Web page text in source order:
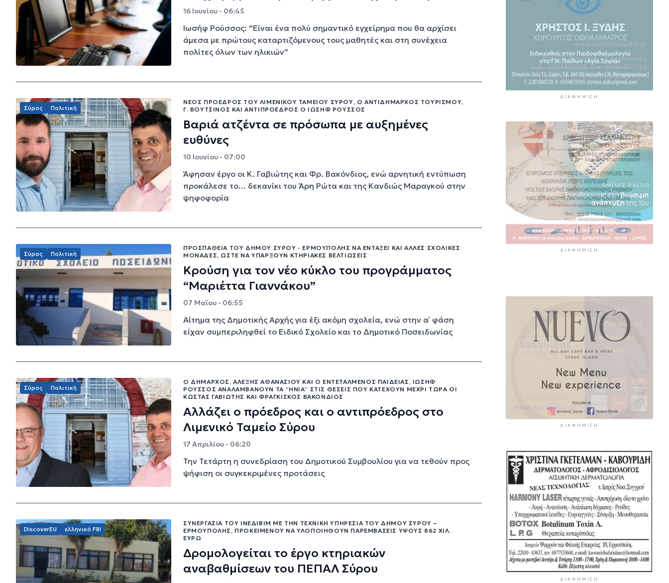
16 Ιουνίου - 06:45
Ιωσήφ Ρούσσος: “Είναι ένα πολύ σημαντικό εγχείρημα που θα αρχίσει
άμεσα με πρώτους καταρτιζόμενους τους μαθητές και στη συνέχεια
πολίτες όλων των ηλικιών”
Σύρος Πολιτική
ΝΈΟΣ ΠΡΌΕΔΡΟΣ ΤΟΥ ΛΙΜΕΝΙΚΟΎ ΤΑΜΕΊΟΥ ΣΎΡΟΥ, Ο ΑΝΤΙΔΉΜΑΡΧΟΣ ΤΟΥΡΙΣΜΟΎ,
Γ. ΒΟΥΤΣΊΝΟΣ ΚΑΙ ΑΝΤΙΠΡΌΕΔΡΟΣ Ο ΙΩΣΉΦ ΡΟΎΣΣΟΣ
Βαριά ατζέντα σε πρόσωπα με αυξημένες
ευθύνες
10 Ιουνίου - 07:00
Άφησαν έργο οι Κ. Γαβιώτης και Φρ. Βακόνδιος, ενώ αρνητική εντύπωση
προκάλεσε το... δεκανίκι του Άρη Ρώτα και της Κανδιώς Μαραγκού στην
ψηφοφορία
Σύρος Πολιτική
ΠΡΟΣΠΆΘΕΙΑ ΤΟΥ ΔΉΜΟΥ ΣΎΡΟΥ - ΕΡΜΟΎΠΟΛΗΣ ΝΑ ΕΝΤΆΞΕΙ ΚΑΙ ΆΛΛΕΣ ΣΧΟΛΙΚΈΣ
ΜΟΝΆΔΕΣ, ΏΣΤΕ ΝΑ ΥΠΆΡΞΟΥΝ ΚΤΗΡΙΑΚΈΣ ΒΕΛΤΙΏΣΕΙΣ
Κρούση για τον νέο κύκλο του προγράμματος
“Μαριέττα Γιαννάκου”
07 Μαΐου - 06:55
Αίτημα της Δημοτικής Αρχής για έξι ακόμη σχολεία, ενώ στην α΄ φάση
είχαν συμπεριληφθεί το Ειδικό Σχολείο και το Δημοτικό Ποσειδωνίας
Σύρος Πολιτική
Ο ΔΉΜΑΡΧΟΣ, ΑΛΈΞΗΣ ΑΘΑΝΑΣΊΟΥ ΚΑΙ Ο ΕΝΤΕΤΑΛΜΈΝΟΣ ΠΑΙΔΕΊΑΣ, ΙΩΣΉΦ
ΡΟΎΣΣΟΣ ΑΝΑΛΑΜΒΆΝΟΥΝ ΤΑ “ΗΝΊΑ” ΣΤΙΣ ΘΈΣΕΙΣ ΠΟΥ ΚΑΤΈΧΟΥΝ ΜΈΧΡΙ ΤΏΡΑ ΟΙ
ΚΏΣΤΑΣ ΓΑΒΙΏΤΗΣ ΚΑΙ ΦΡΑΓΚΊΣΚΟΣ ΒΑΚΌΝΔΙΟΣ
Αλλάζει ο πρόεδρος και ο αντιπρόεδρος στο
Λιμενικό Ταμείο Σύρου
17 Απριλίου - 06:20
Την Τετάρτη η συνεδρίαση του Δημοτικού Συμβουλίου για να τεθούν προς
ψήφιση οι συγκεκριμένες προτάσεις
DiscoverEU ελληνικό FBI
ΣΥΝΕΡΓΑΣΊΑ ΤΟΥ ΙΝΕΔΙΒΙΜ ΜΕ ΤΗΝ ΤΕΧΝΙΚΉ ΥΠΗΡΕΣΊΑ ΤΟΥ ΔΉΜΟΥ ΣΎΡΟΥ –
ΕΡΜΟΎΠΟΛΗΣ, ΠΡΟΚΕΙΜΈΝΟΥ ΝΑ ΥΛΟΠΟΙΗΘΟΎΝ ΠΑΡΕΜΒΆΣΕΙΣ ΎΨΟΥΣ 862 ΧΙΛ.
ΕΥΡΏ
Δρομολογείται το έργο κτηριακών
αναβαθμίσεων του ΠΕΠΑΛ Σύρου
beach bar όπου πνίγηκε ο
5 ώρες 15 λεπτά πρίν
Ιδιαίτερα αυξημένη η επιβατική
κίνηση και σήμερα στο λιμάνι
του Πειραιά
5 ώρες 50 λεπτά πρίν
ΔΙΑΦΉΜΙΣΗ
ΔΙΑΦΉΜΙΣΗ
ΔΙΑΦΉΜΙΣΗ
ΔΙΑΦΉΜΙΣΗ